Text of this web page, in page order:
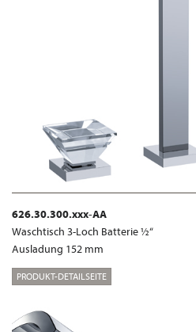
626.30.300.xxx-AA
Waschtisch 3-Loch Batterie ½“
Ausladung 152 mm
PRODUKT-DETAILSEITE